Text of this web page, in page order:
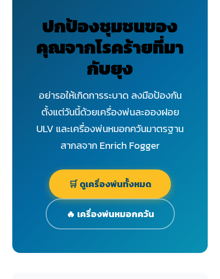
ปกป้องชุมชนของ
คุณจากโรคร้ายที่มา
กับยุง
อย่ารอให้เกิดการระบาด ลงมือป้องกัน
ตั้งแต่วันนี้ด้วยเครื่องพ่นละอองฝอย
ULV และเครื่องพ่นหมอกควันมาตรฐาน
สากลจาก Enrich Fogger
🛒 ดูเครื่องพ่นทั้งหมด
🔥 เครื่องพ่นหมอกควัน